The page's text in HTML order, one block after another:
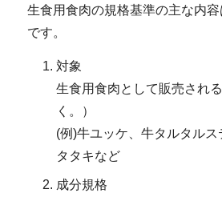
生食用食肉の規格基準の主な内容
です。
対象
生食用食肉として販売され
く。）
(例)牛ユッケ、牛タルタル
タタキなど
成分規格